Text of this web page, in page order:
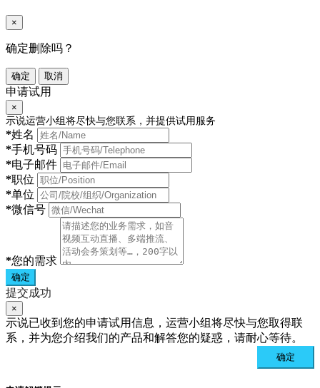
×
确定删除吗？
确定 取消
申请试用
×
示说运营小组将尽快与您联系，并提供试用服务
*姓名
*手机号码
*电子邮件
*职位
*单位
*微信号
*您的需求
确定
提交成功
×
示说已收到您的申请试用信息，运营小组将尽快与您取得联
系，并为您介绍我们的产品和解答您的疑惑，请耐心等待。
确定